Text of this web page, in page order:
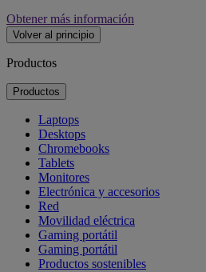
Obtener más información
Volver al principio
Productos
Productos
Laptops
Desktops
Chromebooks
Tablets
Monitores
Electrónica y accesorios
Red
Movilidad eléctrica
Gaming portátil
Gaming portátil
Productos sostenibles